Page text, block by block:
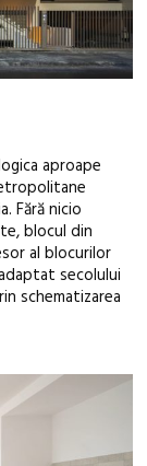
aproape
Fără nicio
blocul din
al blocurilor
secolului
schematizarea